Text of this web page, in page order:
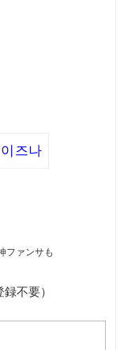
이즈나
ファンサも
不要）